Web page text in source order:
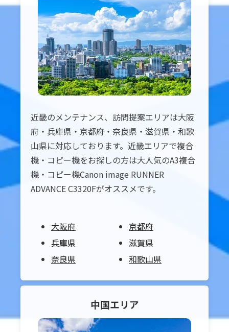
近畿のメンテナンス、訪問提案エリアは大阪
府・兵庫県・京都府・奈良県・滋賀県・和歌
山県に対応しております。近畿エリアで複合
機・コピー機をお探しの方は大人気のA3複合
機・コピー機Canon image RUNNER
ADVANCE C3320Fがオススメです。
大阪府
兵庫県
奈良県
京都府
滋賀県
和歌山県
中国エリア